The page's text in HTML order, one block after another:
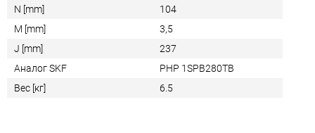
N [mm]
104
M [mm]
3,5
J [mm]
237
Аналог SKF
PHP 1SPB280TB
Вес [кг]
6.5